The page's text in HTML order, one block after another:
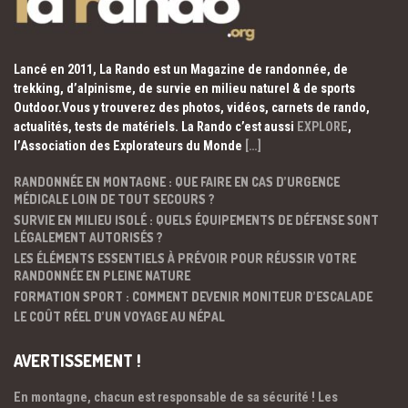
Lancé en 2011, La Rando est un Magazine de randonnée, de
trekking, d’alpinisme, de survie en milieu naturel & de sports
Outdoor.Vous y trouverez des photos, vidéos, carnets de rando,
actualités, tests de matériels. La Rando c’est aussi EXPLORE,
l’Association des Explorateurs du Monde […]
RANDONNÉE EN MONTAGNE : QUE FAIRE EN CAS D’URGENCE
MÉDICALE LOIN DE TOUT SECOURS ?
SURVIE EN MILIEU ISOLÉ : QUELS ÉQUIPEMENTS DE DÉFENSE SONT
LÉGALEMENT AUTORISÉS ?
LES ÉLÉMENTS ESSENTIELS À PRÉVOIR POUR RÉUSSIR VOTRE
RANDONNÉE EN PLEINE NATURE
FORMATION SPORT : COMMENT DEVENIR MONITEUR D’ESCALADE
LE COÛT RÉEL D’UN VOYAGE AU NÉPAL
AVERTISSEMENT !
En montagne, chacun est responsable de sa sécurité ! Les